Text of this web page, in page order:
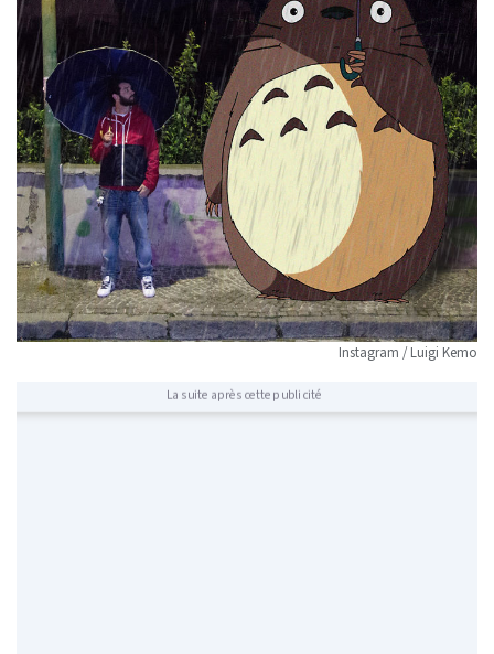
Instagram / Luigi Kemo
La suite après cette publicité